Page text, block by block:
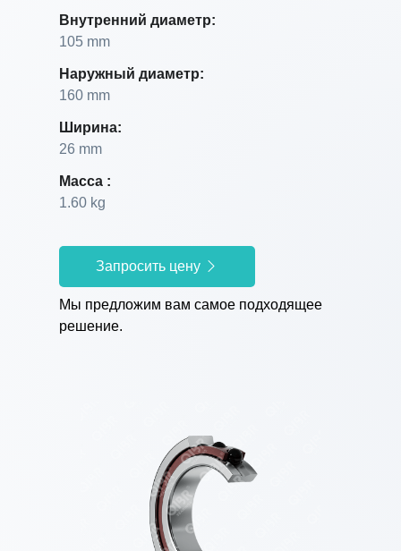
Внутренний диаметр:
105 mm
Наружный диаметр:
160 mm
Ширина:
26 mm
Масса :
1.60 kg
Запросить цену
Мы предложим вам самое подходящее
решение.